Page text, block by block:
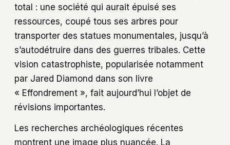
total : une société qui aurait épuisé ses
ressources, coupé tous ses arbres pour
transporter des statues monumentales, jusqu’à
s’autodétruire dans des guerres tribales. Cette
vision catastrophiste, popularisée notamment
par Jared Diamond dans son livre
« Effondrement », fait aujourd’hui l’objet de
révisions importantes.
Les recherches archéologiques récentes
montrent une image plus nuancée. La